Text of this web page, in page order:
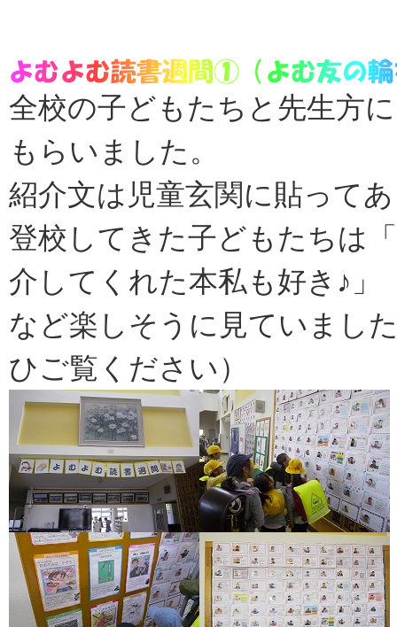
全校の子どもたちと先生方
もらいました。
紹介文は児童玄関に貼って
登校してきた子どもたちは
介してくれた本私も好き♪」
など楽しそうに見ていまし
ひご覧ください）